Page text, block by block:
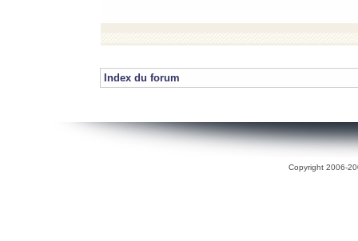
Index du forum
Copyright 2006-